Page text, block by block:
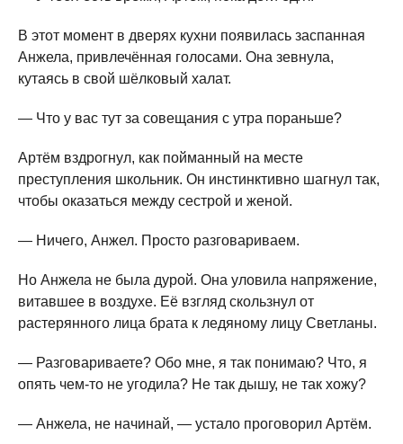
В этот момент в дверях кухни появилась заспанная
Анжела, привлечённая голосами. Она зевнула,
кутаясь в свой шёлковый халат.
— Что у вас тут за совещания с утра пораньше?
Артём вздрогнул, как пойманный на месте
преступления школьник. Он инстинктивно шагнул так,
чтобы оказаться между сестрой и женой.
— Ничего, Анжел. Просто разговариваем.
Но Анжела не была дурой. Она уловила напряжение,
витавшее в воздухе. Её взгляд скользнул от
растерянного лица брата к ледяному лицу Светланы.
— Разговариваете? Обо мне, я так понимаю? Что, я
опять чем-то не угодила? Не так дышу, не так хожу?
— Анжела, не начинай, — устало проговорил Артём.